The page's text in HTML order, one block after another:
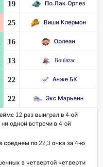
19 По-Лак-Ортез
25 Виши Клермон
16 Орлеан
13 Boulazac
22 Анже БК
22 Экс Марьенн
12 раз выиграл в 4-ой
одной встречи в 4-ой
среднем по 22,3 очка за 4-ю
в четвертой четверти